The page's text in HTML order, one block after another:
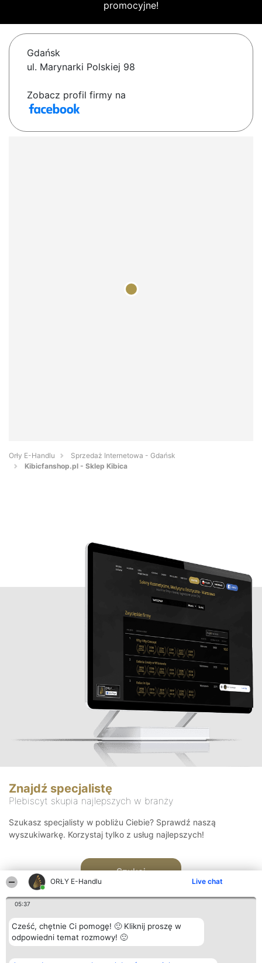
ORŁY E-Handlu Live chat
05:37
Cześć, chętnie Ci pomogę! 🙂 Kliknij proszę w
odpowiedni temat rozmowy! 🙂
promocyjne!
Gdańsk
ul. Marynarki Polskiej 98
Zobacz profil firmy na
Orły E-Handlu
Sprzedaż Internetowa - Gdańsk
Kibicfanshop.pl - Sklep Kibica
Znajdź specjalistę
Plebiscyt skupia najlepszych w branży
Szukasz specjalisty w pobliżu Ciebie? Sprawdź naszą
wyszukiwarkę. Korzystaj tylko z usług najlepszych!
Szukaj
Organizator plebiscytu Plebiscyt Kontakt